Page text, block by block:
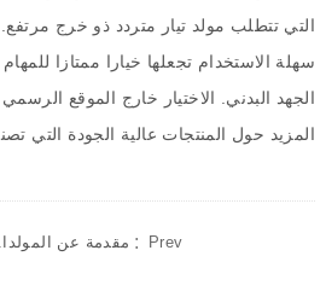
التي تتطلب مولد تيار متردد ذو خرج مرتفع
سهلة الاستخدام تجعلها خيارا ممتازا
الجهد البدني
الاختيار خارج الموقع
المزيد حول المنتجات عالية الجودة التي
Prev： مقدمة عن